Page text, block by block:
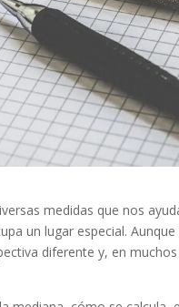
medidas que nos
un lugar especial.
diferente y, en